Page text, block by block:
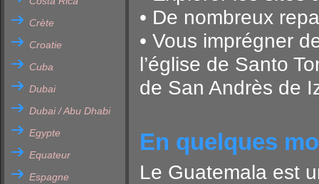
Crète
Croatie
Cuba
Dubai
Dubai / Abu Dhabi
Egypte
Equateur
Espagne
• De nombreux
• Vous imprégner
l’église de Santo
de San Andrès de
En quelques
Le Guatemala est